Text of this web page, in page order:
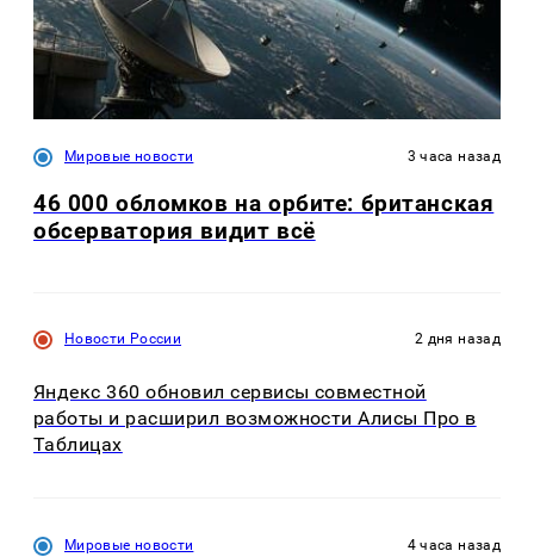
Мировые новости 3 часа назад
46 000 обломков на орбите: британская
обсерватория видит всё
Новости России 2 дня назад
Яндекс 360 обновил сервисы совместной
работы и расширил возможности Алисы Про в
Таблицах
Мировые новости 4 часа назад